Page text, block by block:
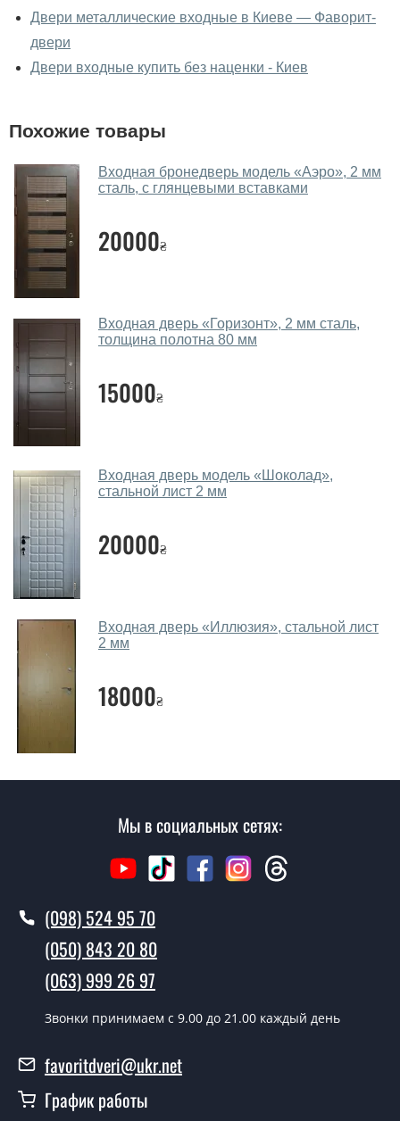
входные вживую?
Да, можно посмотреть двери входные в нашем
фирменном салоне-магазине.
Да, у нас большой выбор межкомнатных и входных
Помогаете ли вы выбрать двери
Да. Мы консультируем покупателей
через мессенджеры, онлайн чат или непосредственно
в нашем салоне-магазине.
Какие двери входные посоветуете?
Наши рекомендации зависят от необходимых
параметров, Вашего бюджета и других факторов.
Подбор входных дверей ведется индивидуально для
Да, делаем. Наши специалисты могут произвести
замер и консультацию на выезде. Каждый сотрудник
имеет с собой каталоги цветов и узоров. После
замера и консультации Вы можете оформить заявку
не посещая наш офис.
Вызов замерщика-консультанта стоит 450 грн.
Вы производите установку входных
дверей?
производится согласно очереди, во все дни кроме
воскресенья.
Акация?
Стоимость установки дверей Акация - от 1600 грн.
В тот же день в течении нескольких часов, при
условии наличия их на складе, либо на следующий
замерщика?
Да можно.
Двери металлические входные в Киеве — Фаворит-
двери
Двери входные купить без наценки - Киев
Похожие товары
Входная бронедверь модель «Аэро», 2 мм
сталь, с глянцевыми вставками
20000₴
Входная дверь «Горизонт», 2 мм сталь,
толщина полотна 80 мм
15000₴
Входная дверь модель «Шоколад»,
стальной лист 2 мм
20000₴
Входная дверь «Иллюзия», стальной лист
2 мм
18000₴
Мы в социальных сетях:
(098) 524 95 70
(050) 843 20 80
(063) 999 26 97
Звонки принимаем c 9.00 до 21.00 каждый день
favoritdveri@ukr.net
График работы